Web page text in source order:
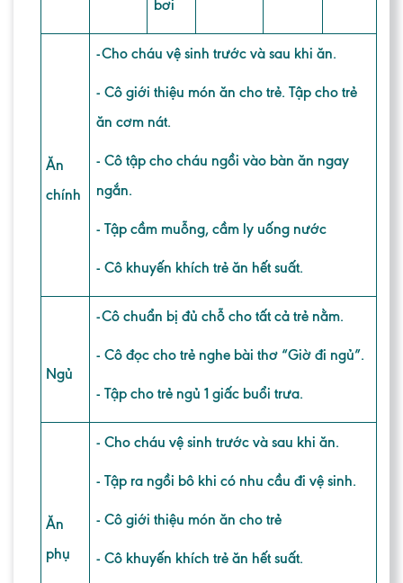
bơi
Ăn
chính
-Cho cháu vệ sinh trước và sau khi ăn.
- Cô giới thiệu món ăn cho trẻ. Tập cho trẻ
ăn cơm nát.
- Cô tập cho cháu ngồi vào bàn ăn ngay
ngắn.
- Tập cầm muỗng, cầm ly uống nước
- Cô khuyến khích trẻ ăn hết suất.
Ngủ
-Cô chuẩn bị đủ chỗ cho tất cả trẻ nằm.
- Cô đọc cho trẻ nghe bài thơ “Giờ đi ngủ”.
- Tập cho trẻ ngủ 1 giấc buổi trưa.
Ăn
phụ
- Cho cháu vệ sinh trước và sau khi ăn.
- Tập ra ngồi bô khi có nhu cầu đi vệ sinh.
- Cô giới thiệu món ăn cho trẻ
- Cô khuyến khích trẻ ăn hết suất.